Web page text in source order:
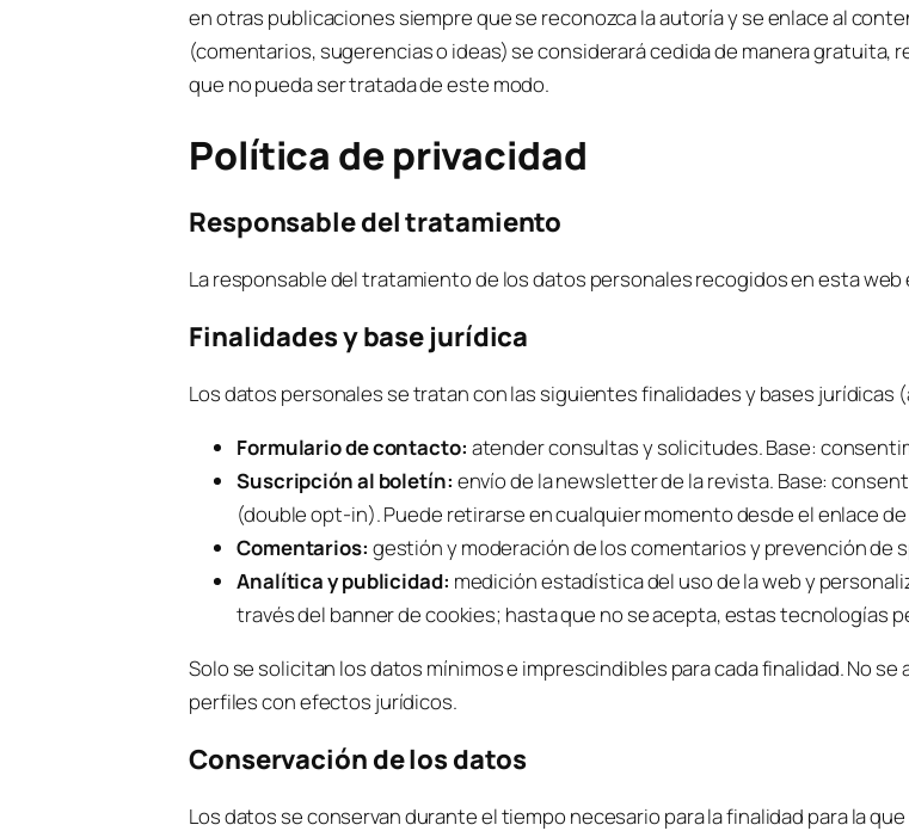
en otras publicaciones siempre que se reconozca la autoría y se enlace al
(comentarios, sugerencias o ideas) se considerará cedida de manera
que no pueda ser tratada de este modo.
Política de privacidad
Responsable del tratamiento
La responsable del tratamiento de los datos personales recogidos en esta
Finalidades y base jurídica
Los datos personales se tratan con las siguientes finalidades y bases jurídicas
Formulario de contacto: atender consultas y solicitudes. Base:
Suscripción al boletín: envío de la newsletter de la revista. Base:
(double opt-in). Puede retirarse en cualquier momento desde el enlace
Comentarios: gestión y moderación de los comentarios y prevención
Analítica y publicidad: medición estadística del uso de la web y
través del banner de cookies; hasta que no se acepta, estas tecnologías
Solo se solicitan los datos mínimos e imprescindibles para cada finalidad. No
perfiles con efectos jurídicos.
Conservación de los datos
Los datos se conservan durante el tiempo necesario para la finalidad para la